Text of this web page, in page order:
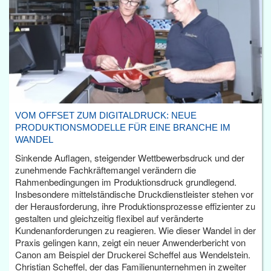
VOM OFFSET ZUM DIGITALDRUCK: NEUE
PRODUKTIONSMODELLE FÜR EINE BRANCHE IM
WANDEL
Sinkende Auflagen, steigender Wettbewerbsdruck und der
zunehmende Fachkräftemangel verändern die
Rahmenbedingungen im Produktionsdruck grundlegend.
Insbesondere mittelständische Druckdienstleister stehen vor
der Herausforderung, ihre Produktionsprozesse effizienter zu
gestalten und gleichzeitig flexibel auf veränderte
Kundenanforderungen zu reagieren. Wie dieser Wandel in der
Praxis gelingen kann, zeigt ein neuer Anwenderbericht von
Canon am Beispiel der Druckerei Scheffel aus Wendelstein.
Christian Scheffel, der das Familienunternehmen in zweiter